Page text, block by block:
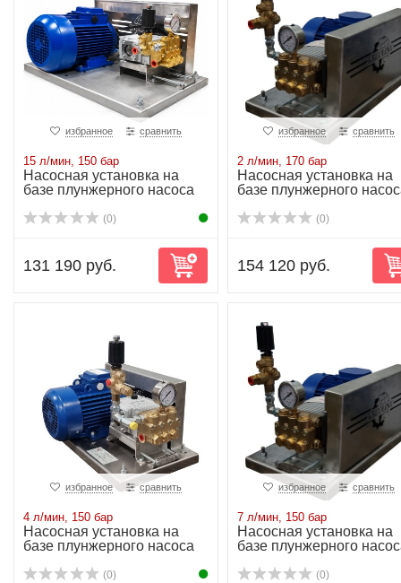
избранное сравнить
15 л/мин, 150 бар
Насосная установка на
базе плунжерного насоса
(0)
131 190 руб.
избранное сравнить
2 л/мин, 170 бар
Насосная установка на
базе плунжерного
(0)
154 120 руб.
избранное сравнить
4 л/мин, 150 бар
Насосная установка на
базе плунжерного насоса
(0)
избранное сравнить
7 л/мин, 150 бар
Насосная установка на
базе плунжерного
(0)